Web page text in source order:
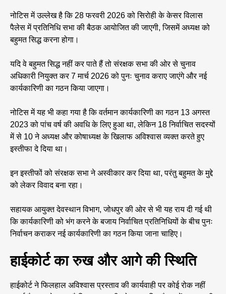
नोटिस में उल्लेख है कि 28 फरवरी 2026 को सिरोही के केसर विलास
पैलेस में प्रतिनिधि सभा की बैठक आयोजित की जाएगी, जिसमें अध्यक्ष को
बहुमत सिद्ध करना होगा।
यदि वे बहुमत सिद्ध नहीं कर पाते हैं तो संरक्षक सभा की ओर से चुनाव
अधिकारी नियुक्त कर 7 मार्च 2026 को पुनः चुनाव कराए जाएंगे और नई
कार्यकारिणी का गठन किया जाएगा।
नोटिस में यह भी कहा गया है कि वर्तमान कार्यकारिणी का गठन 13 अगस्त
2023 को पांच वर्ष की अवधि के लिए हुआ था, लेकिन 18 निर्वाचित सदस्यों
में से 10 ने अध्यक्ष और कोषाध्यक्ष के खिलाफ अविश्वास व्यक्त करते हुए
इस्तीफा दे दिया था।
इन इस्तीफों को संरक्षक सभा ने अस्वीकार कर दिया था, परंतु बहुमत के मुद्दे
को लेकर विवाद बना रहा।
सहायक आयुक्त देवस्थान विभाग, जोधपुर की ओर से भी यह राय दी गई थी
कि कार्यकारिणी को भंग करने के बजाय निर्वाचित प्रतिनिधियों के बीच पुनः
निर्वाचन कराकर नई कार्यकारिणी का गठन किया जाना चाहिए।
हाईकोर्ट का रुख और आगे की स्थिति
हाईकोर्ट ने फिलहाल अविश्वास प्रस्ताव की कार्यवाही पर कोई रोक नहीं